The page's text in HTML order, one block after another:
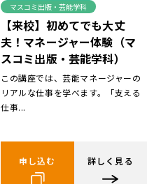
マスコミ出版・芸能学科
【来校】初めてでも大丈
夫！マネージャー体験（マ
スコミ出版・芸能学科）
この講座では、芸能マネージャーの
リアルな仕事を学べます。「支える
仕事...
申し込む 詳しく見る